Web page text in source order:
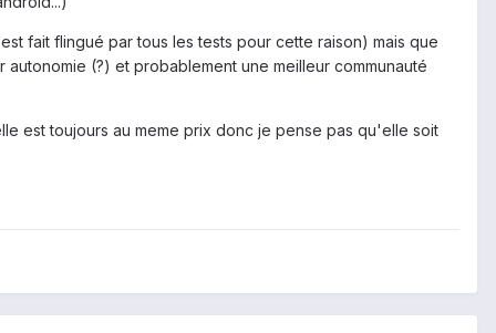
fait flingué par tous les tests pour cette raison) mais que
(?) et probablement une meilleur communauté
est toujours au meme prix donc je pense pas qu'elle soit